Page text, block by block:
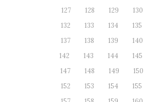
127
128 129 130
132
133 134 135
137
138 139 140
142
143 144 145
147
148 149 150
152
153 154 155